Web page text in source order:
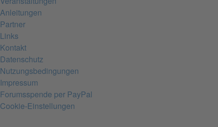
Anleitungen
Partner
Links
Kontakt
Datenschutz
Nutzungsbedingungen
Impressum
Forumsspende per PayPal
Cookie-Einstellungen